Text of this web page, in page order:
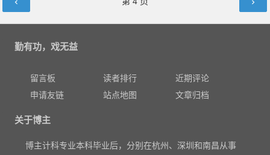
勤有功，戏无益
留言板 读者排行
近期评论
申请友链
站点地图 文章归档
关于博主
博主计科专业本科毕业后，分别在杭州、深圳和南昌从事